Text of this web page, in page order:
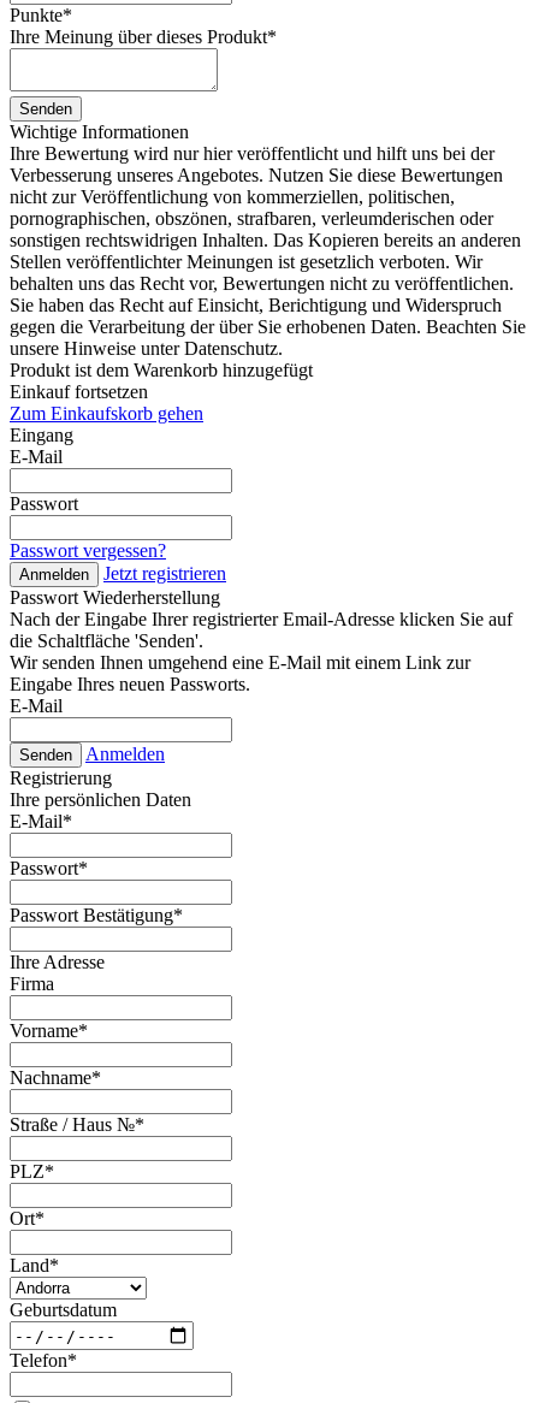
Punkte*
Ihre Meinung über dieses Produkt*
Senden
Wichtige Informationen
Ihre Bewertung wird nur hier veröffentlicht und hilft uns bei der
Verbesserung unseres Angebotes. Nutzen Sie diese Bewertungen
nicht zur Veröffentlichung von kommerziellen, politischen,
pornographischen, obszönen, strafbaren, verleumderischen oder
sonstigen rechtswidrigen Inhalten. Das Kopieren bereits an anderen
Stellen veröffentlichter Meinungen ist gesetzlich verboten. Wir
behalten uns das Recht vor, Bewertungen nicht zu veröffentlichen.
Sie haben das Recht auf Einsicht, Berichtigung und Widerspruch
gegen die Verarbeitung der über Sie erhobenen Daten. Beachten Sie
unsere Hinweise unter Datenschutz.
Produkt ist dem Warenkorb hinzugefügt
Einkauf fortsetzen
Zum Einkaufskorb gehen
Eingang
E-Mail
Passwort
Passwort vergessen?
Anmelden
Jetzt registrieren
Passwort Wiederherstellung
Nach der Eingabe Ihrer registrierter Email-Adresse klicken Sie auf
die Schaltfläche 'Senden'.
Wir senden Ihnen umgehend eine E-Mail mit einem Link zur
Eingabe Ihres neuen Passworts.
E-Mail
Senden
Anmelden
Registrierung
Ihre persönlichen Daten
E-Mail*
Passwort*
Passwort Bestätigung*
Ihre Adresse
Firma
Vorname*
Nachname*
Straße / Haus №*
PLZ*
Ort*
Land*
Geburtsdatum
Telefon*